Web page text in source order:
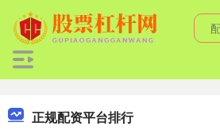
正规配资平台排行